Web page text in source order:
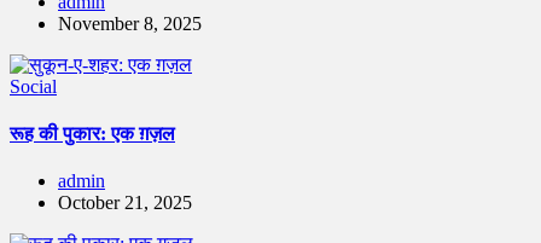
November 8, 2025
Social
रूह की पुकार: एक ग़ज़ल
admin
October 21, 2025